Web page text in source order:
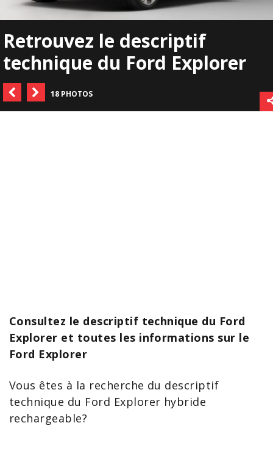
Retrouvez le descriptif
technique du Ford Explorer
18 PHOTOS
Consultez le descriptif technique du Ford
Explorer et toutes les informations sur le
Ford Explorer
Vous êtes à la recherche du descriptif
technique du Ford Explorer hybride
rechargeable?